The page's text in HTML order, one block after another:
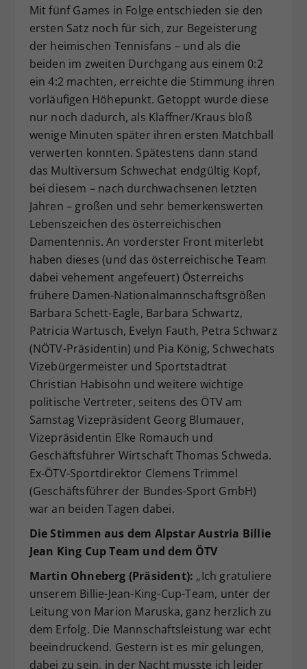
Mit fünf Games in Folge entschieden sie den
ersten Satz noch für sich, zur Begeisterung
der heimischen Tennisfans – und als die
beiden im zweiten Durchgang aus einem 0:2
ein 4:2 machten, erreichte die Stimmung ihren
vorläufigen Höhepunkt. Getoppt wurde diese
nur noch dadurch, als Klaffner/Kraus bloß
wenige Minuten später ihren ersten Matchball
verwerten konnten. Spätestens dann stand
das Multiversum Schwechat endgültig Kopf,
bei diesem – nach durchwachsenen letzten
Jahren – großen und sehr bemerkenswerten
Lebenszeichen des österreichischen
Damentennis. An vorderster Front miterlebt
haben dieses (und das österreichische Team
dabei vehement angefeuert) Österreichs
frühere Damen-Nationalmannschaftsgrößen
Barbara Schett-Eagle, Barbara Schwartz,
Patricia Wartusch, Evelyn Fauth, Petra Schwarz
(NÖTV-Präsidentin) und Pia König, Schwechats
Vizebürgermeister und Sportstadtrat
Christian Habisohn und weitere wichtige
politische Vertreter, seitens des ÖTV am
Samstag Vizepräsident Georg Blumauer,
Vizepräsidentin Elke Romauch und
Geschäftsführer Wirtschaft Thomas Schweda.
Ex-ÖTV-Sportdirektor Clemens Trimmel
(Geschäftsführer der Bundes-Sport GmbH)
war an beiden Tagen dabei.
Die Stimmen aus dem Alpstar Austria Billie
Jean King Cup Team und dem ÖTV
Martin Ohneberg (Präsident): „Ich gratuliere
unserem Billie-Jean-King-Cup-Team, unter der
Leitung von Marion Maruska, ganz herzlich zu
dem Erfolg. Die Mannschaftsleistung war echt
beeindruckend. Gestern ist es mir gelungen,
dabei zu sein, in der Nacht musste ich leider